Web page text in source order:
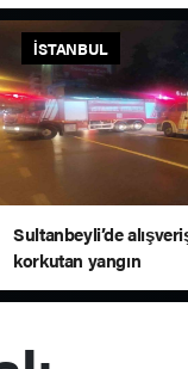
İSTANBUL
Sultanbeyli’de
korkutan yangın